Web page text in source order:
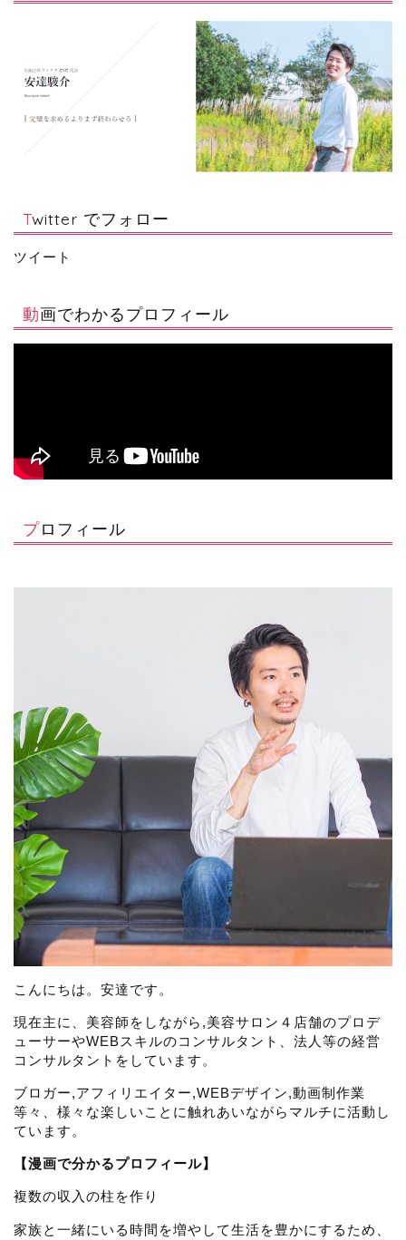
Twitter でフォロー
ツイート
動画でわかるプロフィール
プロフィール
こんにちは。安達です。
現在主に、美容師をしながら,美容サロン４店舗のプロデ
ューサーやWEBスキルのコンサルタント、法人等の経営
コンサルタントをしています。
ブロガー,アフィリエイター,WEBデザイン,動画制作業
等々、様々な楽しいことに触れあいながらマルチに活動し
ています。
【漫画で分かるプロフィール】
複数の収入の柱を作り
家族と一緒にいる時間を増やして生活を豊かにするため、